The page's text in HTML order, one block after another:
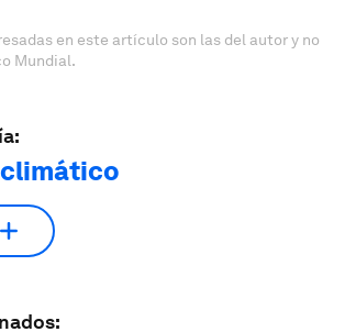
en este artículo son las del autor y no
Mundial.